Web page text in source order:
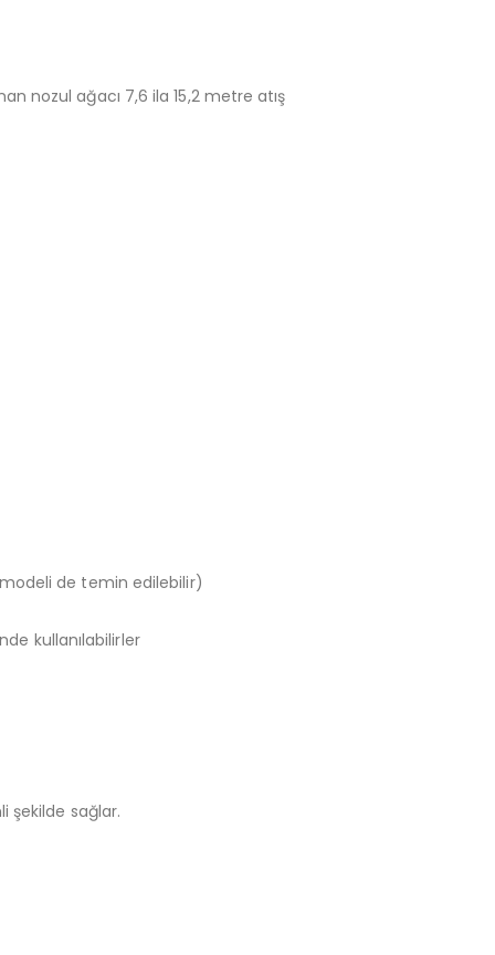
nozul ağacı 7,6 ila 15,2 metre atış
de temin edilebilir)
kullanılabilirler
şekilde sağlar.